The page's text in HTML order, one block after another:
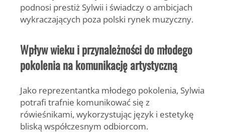
podnosi prestiż Sylwii i świadczy o ambicjach
wykraczających poza polski rynek muzyczny.
Wpływ wieku i przynależności do młodego
pokolenia na komunikację artystyczną
Jako reprezentantka młodego pokolenia, Sylwia
potrafi trafnie komunikować się z
rówieśnikami, wykorzystując język i estetykę
bliską współczesnym odbiorcom.